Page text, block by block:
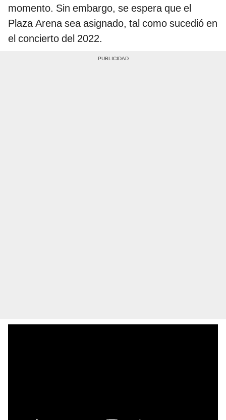
momento. Sin embargo, se espera que el
Plaza Arena sea asignado, tal como sucedió en
el concierto del 2022.